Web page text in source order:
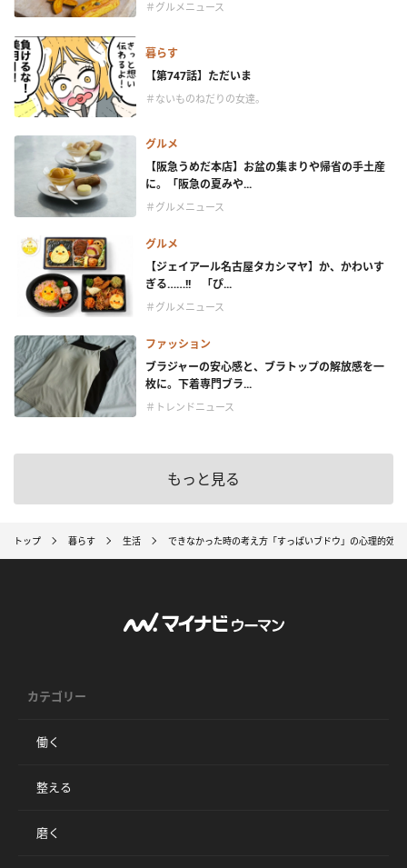
＃グルメニュース
暮らす
【第747話】ただいま
＃ないものねだりの女達。
グルメ
【阪急うめだ本店】お盆の集まりや帰省の手土産
に。「阪急の夏みや...
＃グルメニュース
グルメ
【ジェイアール名古屋タカシマヤ】か、かわいす
ぎる……!! 「ぴ...
＃グルメニュース
ファッション
ブラジャーの安心感と、ブラトップの解放感を一
枚に。下着専門ブラ...
＃トレンドニュース
もっと見る
トップ 暮らす 生活 できなかった時の考え方「すっぱいブドウ」の心理的効果
カテゴリー
働く
整える
磨く